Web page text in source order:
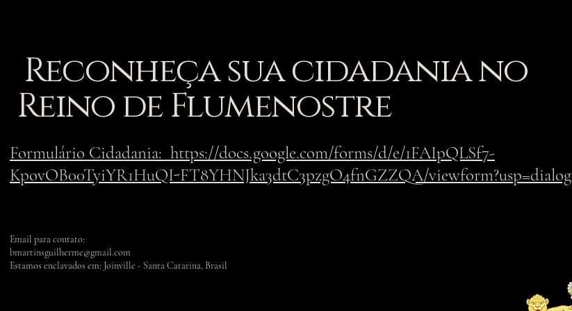
Reconheça sua cidadania no
Reino de Flumenostre
Formulário Cidadania: https://docs.google.com/forms/d/e/1FAIpQLSf7-
KpovOB00TyiYR1HuQI-FT8YHNJka3dtC3pzgO4fnGZZQA/viewform?usp=dialog
Email para contato:
bmartinsguilherme@gmail.com
Estamos enclavados em: Joinville - Santa Catarina, Brasil